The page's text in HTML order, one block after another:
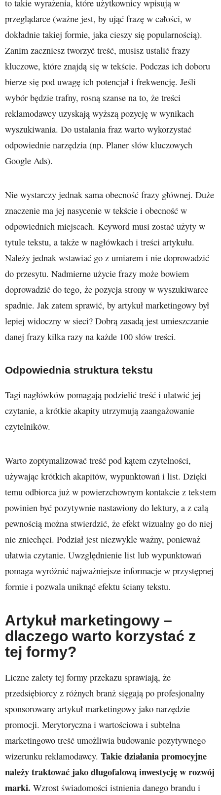
to takie wyrażenia, które użytkownicy wpisują w
przeglądarce (ważne jest, by ująć frazę w całości, w
dokładnie takiej formie, jaka cieszy się popularnością).
Zanim zaczniesz tworzyć treść, musisz ustalić frazy
kluczowe, które znajdą się w tekście. Podczas ich doboru
bierze się pod uwagę ich potencjał i frekwencję. Jeśli
wybór będzie trafny, rosną szanse na to, że treści
reklamodawcy uzyskają wyższą pozycję w wynikach
wyszukiwania. Do ustalania fraz warto wykorzystać
odpowiednie narzędzia (np. Planer słów kluczowych
Google Ads).
Nie wystarczy jednak sama obecność frazy głównej. Duże
znaczenie ma jej nasycenie w tekście i obecność w
odpowiednich miejscach. Keyword musi zostać użyty w
tytule tekstu, a także w nagłówkach i treści artykułu.
Należy jednak wstawiać go z umiarem i nie doprowadzić
do przesytu. Nadmierne użycie frazy może bowiem
doprowadzić do tego, że pozycja strony w wyszukiwarce
spadnie. Jak zatem sprawić, by artykuł marketingowy był
lepiej widoczny w sieci? Dobrą zasadą jest umieszczanie
danej frazy kilka razy na każde 100 słów treści.
Odpowiednia struktura tekstu
Tagi nagłówków pomagają podzielić treść i ułatwić jej
czytanie, a krótkie akapity utrzymują zaangażowanie
czytelników.
Warto zoptymalizować treść pod kątem czytelności,
używając krótkich akapitów, wypunktowań i list. Dzięki
temu odbiorca już w powierzchownym kontakcie z tekstem
powinien być pozytywnie nastawiony do lektury, a z całą
pewnością można stwierdzić, że efekt wizualny go do niej
nie zniechęci. Podział jest niezwykle ważny, ponieważ
ułatwia czytanie. Uwzględnienie list lub wypunktowań
pomaga wyróżnić najważniejsze informacje w przystępnej
formie i pozwala uniknąć efektu ściany tekstu.
Artykuł marketingowy –
dlaczego warto korzystać z
tej formy?
Liczne zalety tej formy przekazu sprawiają, że
przedsiębiorcy z różnych branż sięgają po profesjonalny
sponsorowany artykuł marketingowy jako narzędzie
promocji. Merytoryczna i wartościowa i subtelna
marketingowo treść umożliwia budowanie pozytywnego
wizerunku reklamodawcy. Takie działania promocyjne
należy traktować jako długofalową inwestycję w rozwój
marki. Wzrost świadomości istnienia danego brandu i